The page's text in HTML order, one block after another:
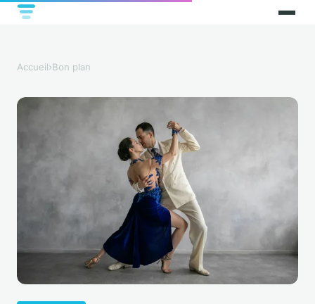
Accueil›Bon plan